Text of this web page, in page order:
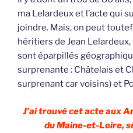
ma Lelardeux et l’acte qui
joindre. Mais, on peut
héritiers de Jean
sont éparpillés
surprenante : Châtelais et
surprenant car voisins) et
J’ai trouvé cet acte aux
du Maine-et-Loire,